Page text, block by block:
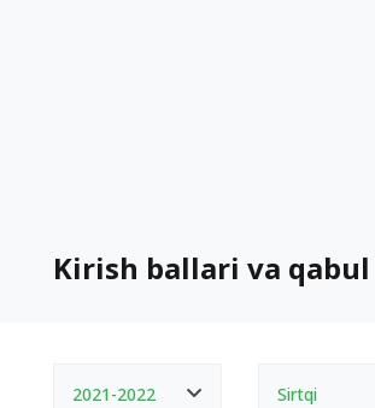
Kirish ballari va
2021-2022 Sirtqi